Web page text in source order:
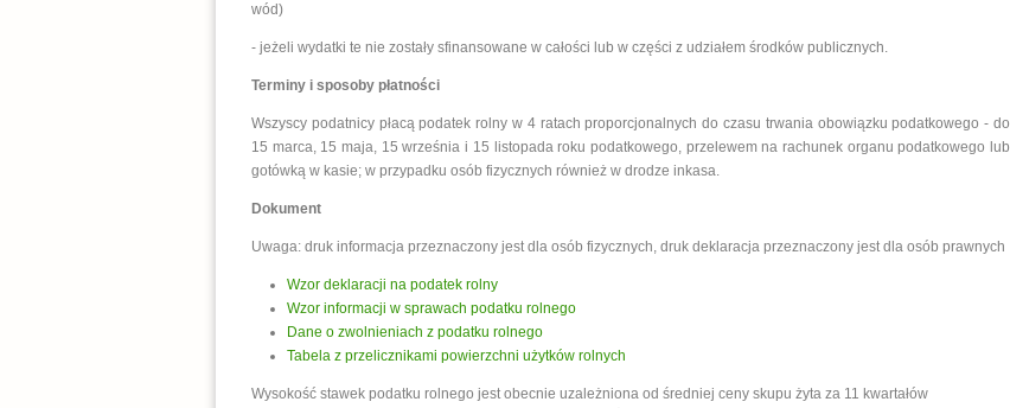
wód)
- jeżeli wydatki te nie zostały sfinansowane w całości lub w części z udziałem środków publicznych.
Terminy i sposoby płatności
Wszyscy podatnicy płacą podatek rolny w 4 ratach proporcjonalnych do czasu trwania obowiązku podatkowego - do
15 marca, 15 maja, 15 września i 15 listopada roku podatkowego, przelewem na rachunek organu podatkowego lub
gotówką w kasie; w przypadku osób fizycznych również w drodze inkasa.
Dokument
Uwaga: druk informacja przeznaczony jest dla osób fizycznych, druk deklaracja przeznaczony jest dla osób prawnych
Wzor deklaracji na podatek rolny
Wzor informacji w sprawach podatku rolnego
Dane o zwolnieniach z podatku rolnego
Tabela z przelicznikami powierzchni użytków rolnych
Wysokość stawek podatku rolnego jest obecnie uzależniona od średniej ceny skupu żyta za 11 kwartałów